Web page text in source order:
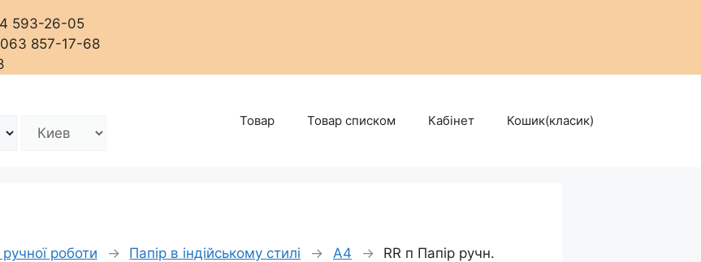
593-26-05
857-17-68
Товар Товар списком Кабінет Кошик(класик)
ручної роботи → Папір в індійському стилі → А4 →
RR п Папір ручн.